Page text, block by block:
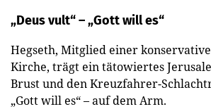
„Deus vult“ – „Gott will es“
Hegseth, Mitglied einer
Kirche, trägt ein tätowiertes
Brust und den Kreuzfahrer-
„Gott will es“ – auf dem Arm.